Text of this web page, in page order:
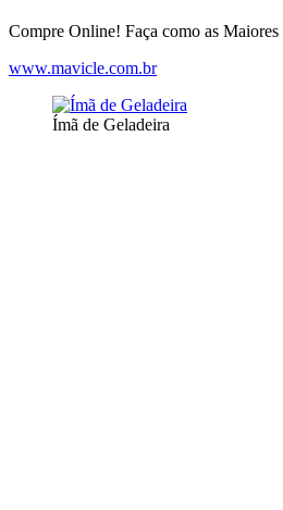
Compre Online! Faça como as
www.mavicle.com.br
Ímã de Geladeira